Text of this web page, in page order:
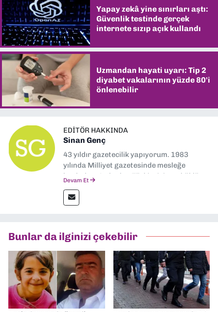
Yapay zekâ yine sınırları aştı:
Güvenlik testinde gerçek
internete sızıp açık kullandı
Uzmandan hayati uyarı: Tip 2
diyabet vakalarının yüzde 80'i
önlenebilir
EDITÖR HAKKINDA
Sinan Genç
43 yıldır gazetecilik yapıyorum. 1983
yılında Milliyet gazetesinde mesleğe
başladım. Ardından Türkiye’nin en köklü
muhabir, editör, müdür yardımcısı ve spor
müdürü olarak görev yaptım. Ayrıca Yeni
Gazetesi'nde editörlük yapıyorum
Devam Et
Bunlar da ilginizi çekebilir